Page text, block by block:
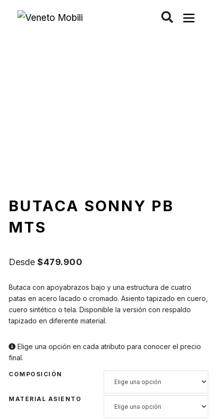
BUTACA SONNY PB
MTS
Desde $479.900
Butaca con apoyabrazos bajo y una estructura de cuatro
patas en acero lacado o cromado. Asiento tapizado en cuero,
cuero sintético o tela. Disponible la versión con respaldo
tapizado en diferente material.
Elige una opción en cada atributo para conocer el precio
final.
COMPOSICIÓN
MATERIAL ASIENTO